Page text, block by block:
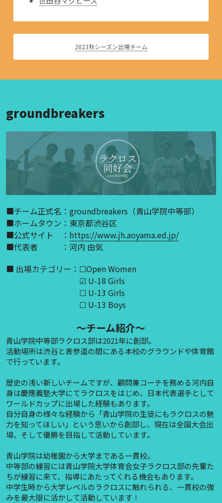
2023秋シーズン出場チーム
groundbreakers
■チーム正式名：groundbreakers（青山学院中等部）
■ホームタウン：東京都渋谷区
■公式サイト　： https://www.jh.aoyama.ed.jp/
■代表者　　　：河内 由気
■ 出場カテゴリー：☐Open Women
☑ U-18 Girls
☐ U-13 Girls
☐ U-13 Boys
～チーム紹介～
青山学院中等部ラクロス部は2021年に創部。
活動場所は渋谷と表参道の間にある本校のグラウンドや体育館
で行っています。
歴史の浅い新しいチームですが、顧問兼コーチを務める河内自
身は慶應義塾大学にてラクロスをはじめ、日本代表選手として
ワールドカップに出場した経験もあります。
自分自身の様々な経験から「青山学院の生徒にもラクロスの魅
力を知ってほしい」という思いから創部し、現在は全国大会出
場、そして優勝を目指して活動しています。
青山学院は幼稚園から大学まである一貫校。
中等部の練習には青山学院大学体育会女子ラクロス部の先輩た
ちが練習に来て、指導にあたってくれる機会もあります。
中学生時から大学レベルのラクロスに触れられる、一貫校の強
みを最大限に活かして活動しています！